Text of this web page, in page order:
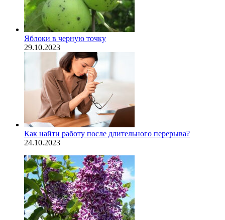
Яблоки в черную точку
29.10.2023
Как найти работу после длительного перерыва?
24.10.2023